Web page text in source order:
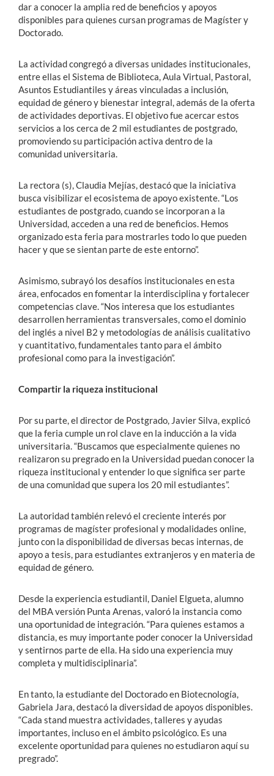
dar a conocer la amplia red de beneficios y apoyos
disponibles para quienes cursan programas de Magíster y
Doctorado.
La actividad congregó a diversas unidades institucionales,
entre ellas el Sistema de Biblioteca, Aula Virtual, Pastoral,
Asuntos Estudiantiles y áreas vinculadas a inclusión,
equidad de género y bienestar integral, además de la oferta
de actividades deportivas. El objetivo fue acercar estos
servicios a los cerca de 2 mil estudiantes de postgrado,
promoviendo su participación activa dentro de la
comunidad universitaria.
La rectora (s), Claudia Mejías, destacó que la iniciativa
busca visibilizar el ecosistema de apoyo existente. “Los
estudiantes de postgrado, cuando se incorporan a la
Universidad, acceden a una red de beneficios. Hemos
organizado esta feria para mostrarles todo lo que pueden
hacer y que se sientan parte de este entorno”.
Asimismo, subrayó los desafíos institucionales en esta
área, enfocados en fomentar la interdisciplina y fortalecer
competencias clave. “Nos interesa que los estudiantes
desarrollen herramientas transversales, como el dominio
del inglés a nivel B2 y metodologías de análisis cualitativo
y cuantitativo, fundamentales tanto para el ámbito
profesional como para la investigación”.
Compartir la riqueza institucional
Por su parte, el director de Postgrado, Javier Silva, explicó
que la feria cumple un rol clave en la inducción a la vida
universitaria. “Buscamos que especialmente quienes no
realizaron su pregrado en la Universidad puedan conocer la
riqueza institucional y entender lo que significa ser parte
de una comunidad que supera los 20 mil estudiantes”.
La autoridad también relevó el creciente interés por
programas de magíster profesional y modalidades online,
junto con la disponibilidad de diversas becas internas, de
apoyo a tesis, para estudiantes extranjeros y en materia de
equidad de género.
Desde la experiencia estudiantil, Daniel Elgueta, alumno
del MBA versión Punta Arenas, valoró la instancia como
una oportunidad de integración. “Para quienes estamos a
distancia, es muy importante poder conocer la Universidad
y sentirnos parte de ella. Ha sido una experiencia muy
completa y multidisciplinaria”.
En tanto, la estudiante del Doctorado en Biotecnología,
Gabriela Jara, destacó la diversidad de apoyos disponibles.
“Cada stand muestra actividades, talleres y ayudas
importantes, incluso en el ámbito psicológico. Es una
excelente oportunidad para quienes no estudiaron aquí su
pregrado”.